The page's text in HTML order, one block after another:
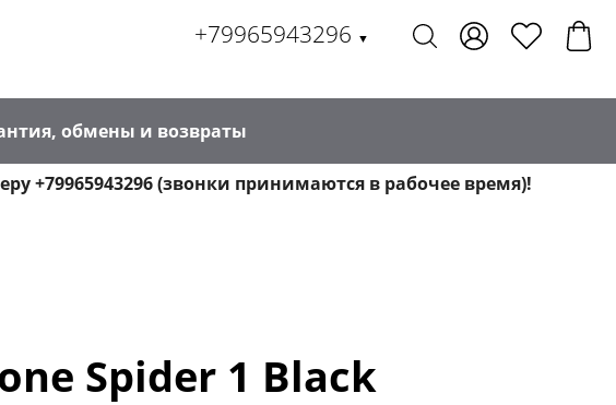
+79965943296 ▼
обмены и возвраты
+79965943296 (звонки принимаются в рабочее время)!
Spider 1 Black